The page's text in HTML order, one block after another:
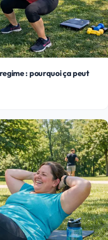
: pourquoi ça peut